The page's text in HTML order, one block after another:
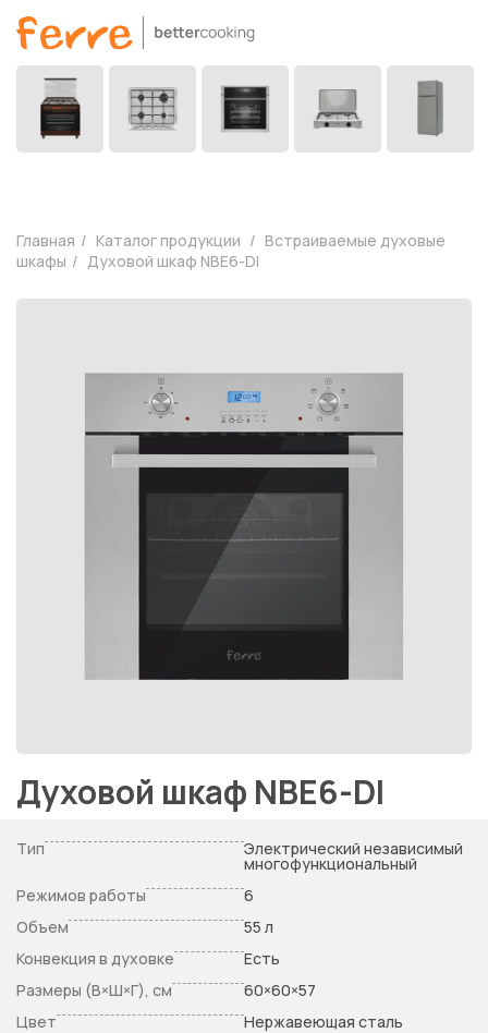
Главная Каталог продукции
Встраиваемые духовые
шкафы
Духовой шкаф NBE6-DI
Духовой шкаф NBE6-DI
Тип Электрический независимый
многофункциональный
Режимов работы
6
Объем
55 л
Конвекция в духовке
Есть
Размеры (В×Ш×Г), см
60×60×57
Цвет
Нержавеющая сталь